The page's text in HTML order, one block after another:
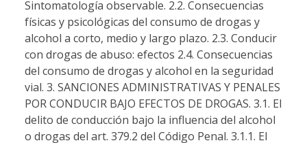
Sintomatología observable. 2.2. Consecuencias
físicas y psicológicas del consumo de drogas y
alcohol a corto, medio y largo plazo. 2.3. Conducir
con drogas de abuso: efectos 2.4. Consecuencias
del consumo de drogas y alcohol en la seguridad
vial. 3. SANCIONES ADMINISTRATIVAS Y PENALES
POR CONDUCIR BAJO EFECTOS DE DROGAS. 3.1. El
delito de conducción bajo la influencia del alcohol
o drogas del art. 379.2 del Código Penal. 3.1.1. El